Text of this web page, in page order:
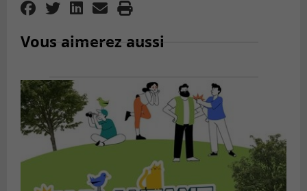
Vous aimerez aussi